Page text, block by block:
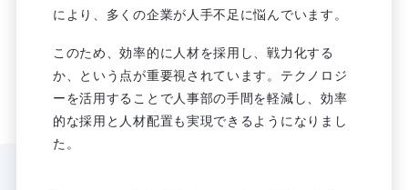
により、多くの企業が人手不足に悩んでいます。
このため、効率的に人材を採用し、戦力化する
か、という点が重要視されています。テクノロジ
ーを活用することで人事部の手間を軽減し、効率
的な採用と人材配置も実現できるようになりまし
た。